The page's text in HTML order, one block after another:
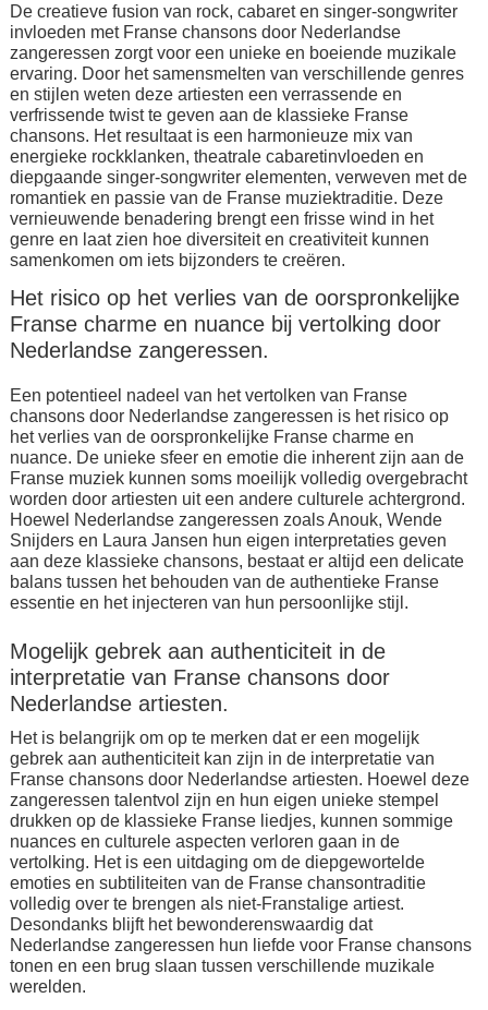
De creatieve fusion van rock, cabaret en singer-songwriter
invloeden met Franse chansons door Nederlandse
zangeressen zorgt voor een unieke en boeiende muzikale
ervaring. Door het samensmelten van verschillende genres
en stijlen weten deze artiesten een verrassende en
verfrissende twist te geven aan de klassieke Franse
chansons. Het resultaat is een harmonieuze mix van
energieke rockklanken, theatrale cabaretinvloeden en
diepgaande singer-songwriter elementen, verweven met de
romantiek en passie van de Franse muziektraditie. Deze
vernieuwende benadering brengt een frisse wind in het
genre en laat zien hoe diversiteit en creativiteit kunnen
samenkomen om iets bijzonders te creëren.
Het risico op het verlies van de oorspronkelijke
Franse charme en nuance bij vertolking door
Nederlandse zangeressen.
Een potentieel nadeel van het vertolken van Franse
chansons door Nederlandse zangeressen is het risico op
het verlies van de oorspronkelijke Franse charme en
nuance. De unieke sfeer en emotie die inherent zijn aan de
Franse muziek kunnen soms moeilijk volledig overgebracht
worden door artiesten uit een andere culturele achtergrond.
Hoewel Nederlandse zangeressen zoals Anouk, Wende
Snijders en Laura Jansen hun eigen interpretaties geven
aan deze klassieke chansons, bestaat er altijd een delicate
balans tussen het behouden van de authentieke Franse
essentie en het injecteren van hun persoonlijke stijl.
Mogelijk gebrek aan authenticiteit in de
interpretatie van Franse chansons door
Nederlandse artiesten.
Het is belangrijk om op te merken dat er een mogelijk
gebrek aan authenticiteit kan zijn in de interpretatie van
Franse chansons door Nederlandse artiesten. Hoewel deze
zangeressen talentvol zijn en hun eigen unieke stempel
drukken op de klassieke Franse liedjes, kunnen sommige
nuances en culturele aspecten verloren gaan in de
vertolking. Het is een uitdaging om de diepgewortelde
emoties en subtiliteiten van de Franse chansontraditie
volledig over te brengen als niet-Franstalige artiest.
Desondanks blijft het bewonderenswaardig dat
Nederlandse zangeressen hun liefde voor Franse chansons
tonen en een brug slaan tussen verschillende muzikale
werelden.